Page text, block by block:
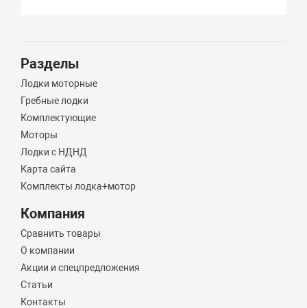
Разделы
Лодки моторные
Гребные лодки
Комплектующие
Моторы
Лодки с НДНД
Карта сайта
Комплекты лодка+мотор
Компания
Сравнить товары
О компании
Акции и спецпредложения
Статьи
Контакты